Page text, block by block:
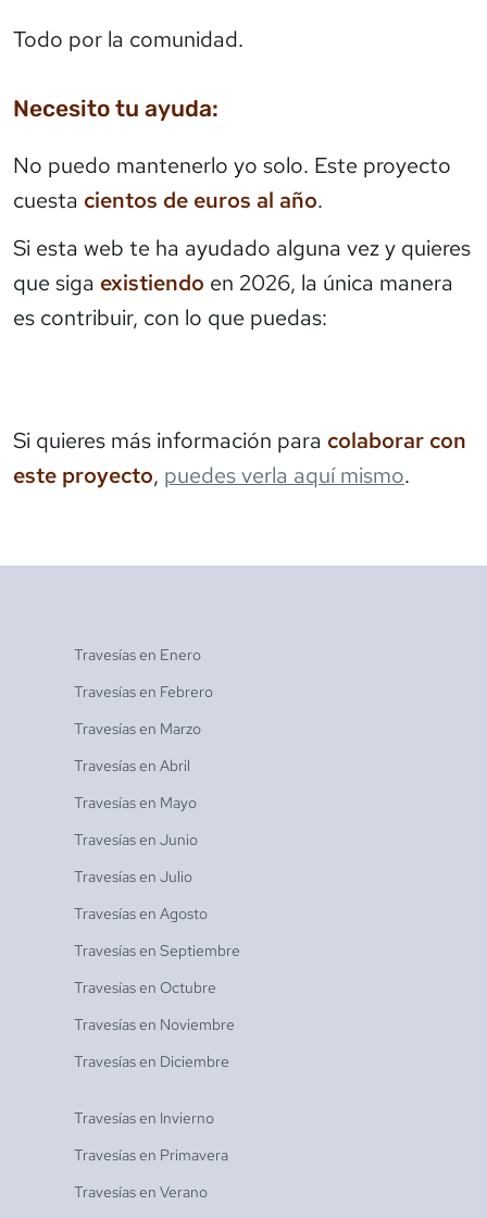
Todo por la comunidad.
Necesito tu ayuda:
No puedo mantenerlo yo solo. Este proyecto
cuesta cientos de euros al año.
Si esta web te ha ayudado alguna vez y quieres
que siga existiendo en 2026, la única manera
es contribuir, con lo que puedas:
Si quieres más información para colaborar con
este proyecto, puedes verla aquí mismo.
Travesías en Enero
Travesías en Febrero
Travesías en Marzo
Travesías en Abril
Travesías en Mayo
Travesías en Junio
Travesías en Julio
Travesías en Agosto
Travesías en Septiembre
Travesías en Octubre
Travesías en Noviembre
Travesías en Diciembre
Travesías en Invierno
Travesías en Primavera
Travesías en Verano